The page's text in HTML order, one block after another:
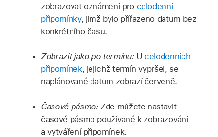
zobrazovat oznámení pro celodenní
připomínky, jimž bylo přiřazeno datum bez
konkrétního času.
Zobrazit jako po termínu:Ucelodenních
připomínek, jejichž termín vypršel, se
naplánované datum zobrazí červeně.
Časové pásmo:Zde můžete nastavit
časové pásmo používané k zobrazování
a vytváření připomínek.